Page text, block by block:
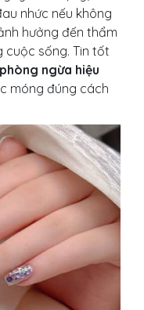
nhức nếu không
hưởng đến thẩm
cuộc sống. Tin tốt
phòng ngừa hiệu
móng đúng cách